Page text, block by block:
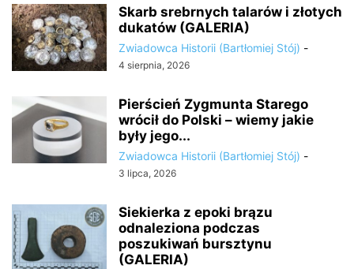
Skarb srebrnych talarów i złotych
dukatów (GALERIA)
Zwiadowca Historii (Bartłomiej Stój) -
4 sierpnia, 2026
Pierścień Zygmunta Starego
wrócił do Polski – wiemy jakie
były jego...
Zwiadowca Historii (Bartłomiej Stój) -
3 lipca, 2026
Siekierka z epoki brązu
odnaleziona podczas
poszukiwań bursztynu
(GALERIA)